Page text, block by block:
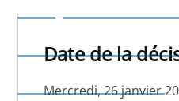
- Exercices
Modification
Date de la
Mercredi, 26 janvier